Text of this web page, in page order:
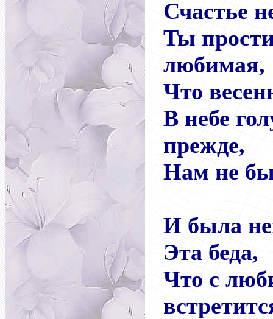
Счастье
Ты
любимая,
Что
В небе
прежде,
Нам не
И была
Эта беда,
Что с